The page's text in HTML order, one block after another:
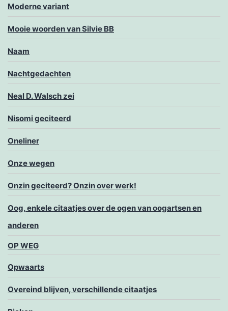
Moderne variant
Mooie woorden van Silvie BB
Naam
Nachtgedachten
Neal D. Walsch zei
Nisomi geciteerd
Oneliner
Onze wegen
Onzin geciteerd? Onzin over werk!
Oog, enkele citaatjes over de ogen van oogartsen en
anderen
OP WEG
Opwaarts
Overeind blijven, verschillende citaatjes